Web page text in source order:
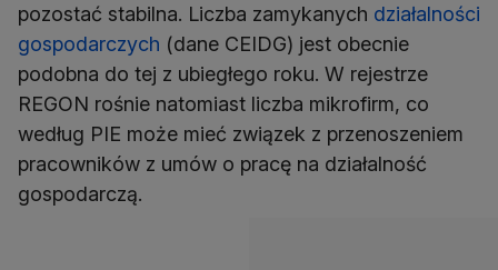
pozostać stabilna. Liczba zamykanych działalności
gospodarczych (dane CEIDG) jest obecnie
podobna do tej z ubiegłego roku. W rejestrze
REGON rośnie natomiast liczba mikrofirm, co
według PIE może mieć związek z przenoszeniem
pracowników z umów o pracę na działalność
gospodarczą.